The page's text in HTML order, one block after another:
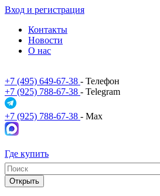
Вход и регистрация
Контакты
Новости
О нас
+7 (495) 649-67-38 - Телефон
+7 (925) 788-67-38 - Telegram
+7 (925) 788-67-38 - Max
Где купить
Открыть